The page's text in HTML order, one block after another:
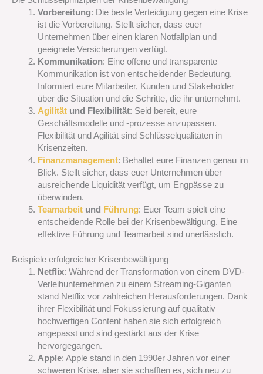
Vorbereitung: Die beste Verteidigung gegen eine Krise
ist die Vorbereitung. Stellt sicher, dass euer
Unternehmen über einen klaren Notfallplan und
geeignete Versicherungen verfügt.
Kommunikation: Eine offene und transparente
Kommunikation ist von entscheidender Bedeutung.
Informiert eure Mitarbeiter, Kunden und Stakeholder
über die Situation und die Schritte, die ihr unternehmt.
Agilitätund Flexibilität: Seid bereit, eure
Geschäftsmodelle und -prozesse anzupassen.
Flexibilität und Agilität sind Schlüsselqualitäten in
Krisenzeiten.
Finanzmanagement: Behaltet eure Finanzen genau im
Blick. Stellt sicher, dass euer Unternehmen über
ausreichende Liquidität verfügt, um Engpässe zu
überwinden.
Teamarbeitund Führung: Euer Team spielt eine
entscheidende Rolle bei der Krisenbewältigung. Eine
effektive Führung und Teamarbeit sind unerlässlich.
Beispiele erfolgreicher Krisenbewältigung
Netflix: Während der Transformation von einem DVD-
Verleihunternehmen zu einem Streaming-Giganten
stand Netflix vor zahlreichen Herausforderungen. Dank
ihrer Flexibilität und Fokussierung auf qualitativ
hochwertigen Content haben sie sich erfolgreich
angepasst und sind gestärkt aus der Krise
hervorgegangen.
Apple: Apple stand in den 1990er Jahren vor einer
schweren Krise, aber sie schafften es, sich neu zu